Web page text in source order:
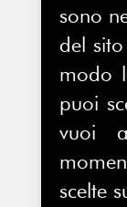
sono
del
modo
puoi
vuoi
scelte